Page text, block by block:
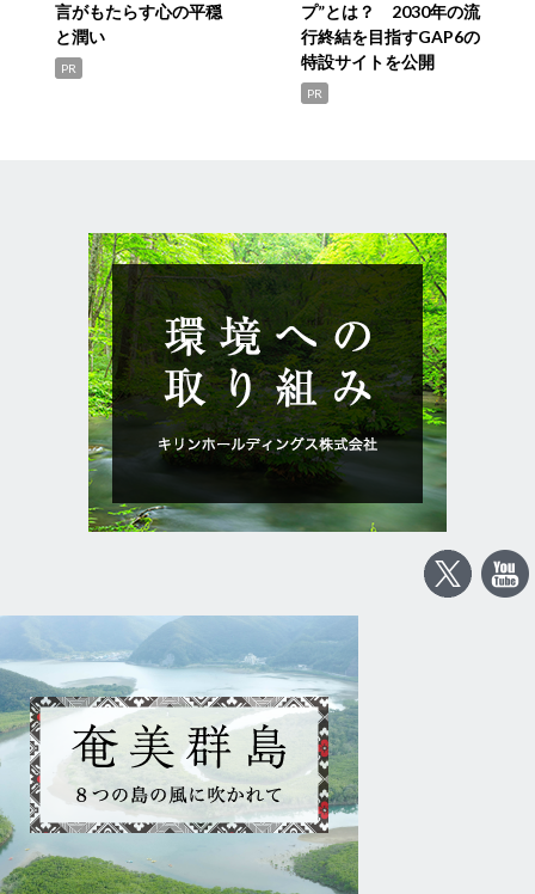
言がもたらす心の平穏
と潤い
PR
プ”とは？ 2030年の流
行終結を目指すGAP6の
特設サイトを公開
PR